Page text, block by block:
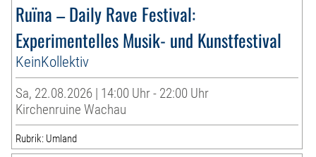
Ruïna – Daily Rave Festival:
Experimentelles Musik- und Kunstfestival
KeinKollektiv
Sa, 22.08.2026 | 14:00 Uhr - 22:00 Uhr
Kirchenruine Wachau
Rubrik: Umland